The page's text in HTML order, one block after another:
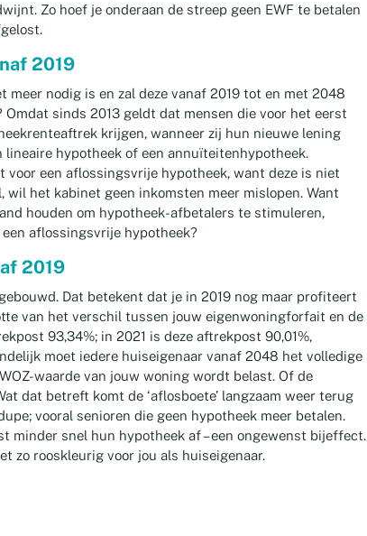
Zo hoef je onderaan de streep geen EWF te betalen
2019
meer nodig is en zal deze vanaf 2019 tot en met 2048
sinds 2013 geldt dat mensen die voor het eerst
krijgen, wanneer zij hun nieuwe lening
hypotheek of een annuïteitenhypotheek.
voor een aflossingsvrije hypotheek, want deze is niet
wil het kabinet geen inkomsten meer mislopen. Want
houden om hypotheek-afbetalers te stimuleren,
aflossingsvrije hypotheek?
2019
Dat betekent dat je in 2019 nog maar profiteert
van het verschil tussen jouw eigenwoningforfait en de
93,34%; in 2021 is deze aftrekpost 90,01%,
moet iedere huiseigenaar vanaf 2048 het volledige
waarde van jouw woning wordt belast. Of de
dat betreft komt de ‘aflosboete’ langzaam weer terug
vooral senioren die geen hypotheek meer betalen.
minder snel hun hypotheek af – een ongewenst bijeffect.
zo rooskleurig voor jou als huiseigenaar.